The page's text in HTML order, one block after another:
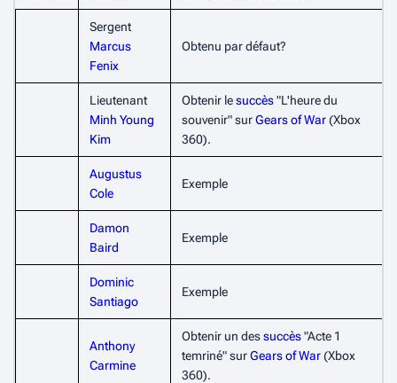
Sergent
Marcus
Fenix
Obtenu par défaut?
Lieutenant
Minh Young
Kim
Obtenir lesuccès"L'heure du
souvenir" surGears of War(Xbox
360).
Augustus
Cole
Exemple
Damon
Baird
Exemple
Dominic
Santiago
Exemple
Anthony
Carmine
Obtenir un dessuccès"Acte 1
temriné" surGears of War(Xbox
360).